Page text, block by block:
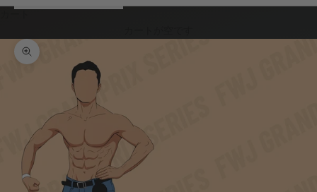
ズームイン